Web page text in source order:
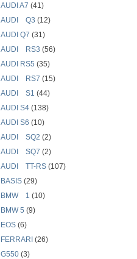
AUDI A7 (41)
AUDI Q3 (12)
AUDI Q7 (31)
AUDI RS3 (56)
AUDI RS5 (35)
AUDI RS7 (15)
AUDI S1 (44)
AUDI S4(138)
AUDI S6 (10)
AUDI SQ2 (2)
AUDI SQ7 (2)
AUDI TT-RS(107)
BASIS(29)
BMW 1 (10)
BMW 5 (9)
EOS(6)
FERRARI(26)
G550(3)